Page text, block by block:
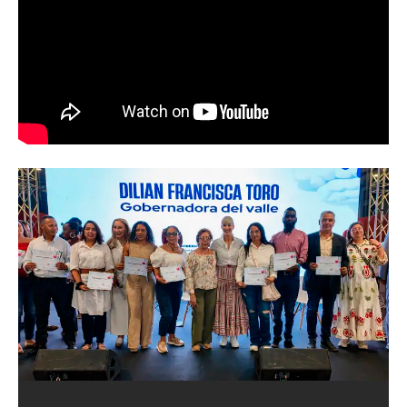
Abren convocatoria del ‘Art World
Records Latam’, para creadores de
artes plásticas del suroccidente